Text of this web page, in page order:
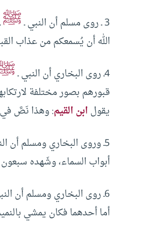
3 ـ روى مسلم أن النبي ـ
ﷺ
الله أن يُسمعكم من عذاب
4ـ روى البخاري أن النبي ـ
قبورهم بصور مختلفة
يقولابن القيم: وهذا نَصَّ في
5ـ وروى البخاري ومسلم أن النبي ـ
أبواب السماء، وشَهده سبعون
6ـ روى البخاري ومسلم أن النبي ـ
أما أحدهما فكان يمشي